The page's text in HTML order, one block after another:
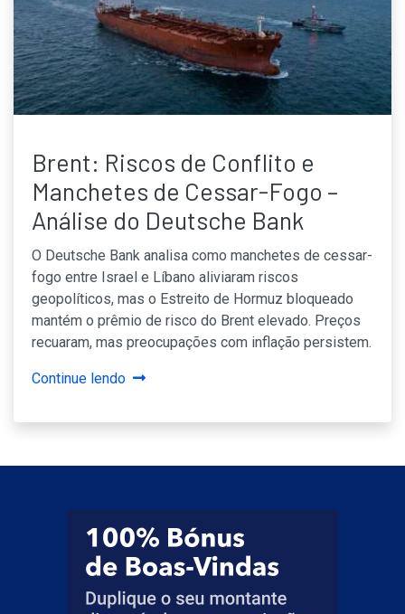
Brent: Riscos de Conflito e
Manchetes de Cessar-Fogo –
Análise do Deutsche Bank
O Deutsche Bank analisa como manchetes de cessar-
fogo entre Israel e Líbano aliviaram riscos
geopolíticos, mas o Estreito de Hormuz bloqueado
mantém o prêmio de risco do Brent elevado. Preços
recuaram, mas preocupações com inflação persistem.
Continue lendo